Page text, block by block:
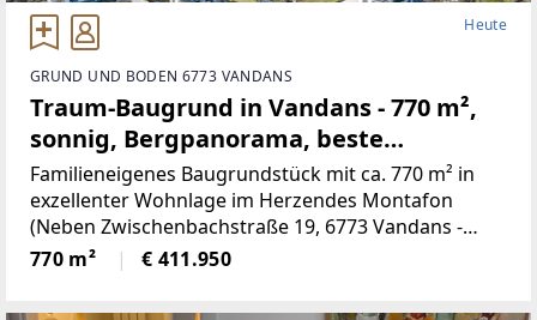
Heute
GRUND UND BODEN 6773 VANDANS
Traum-Baugrund in Vandans - 770 m²,
sonnig, Bergpanorama, beste
Infrastruktur! (Provisionsfrei)
Familieneigenes Baugrundstück mit ca. 770 m² in
exzellenter Wohnlage im Herzendes Montafon
(Neben Zwischenbachstraße 19, 6773 Vandans -
Grundstücksnummer129/2)Das Grundstück liegt in
Zone 5 - Wohngebiet und bietet
770 m² € 411.950